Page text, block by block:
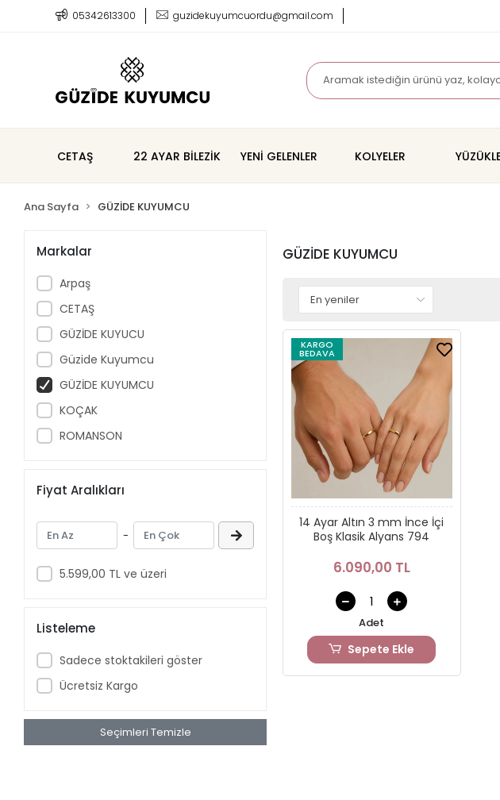
05342613300 guzidekuyumcuordu@gmail.com
CETAŞ 22 AYAR BİLEZİK YENİ GELENLER KOLYELER
Ana Sayfa GÜZİDE KUYUMCU
Markalar
Arpaş
CETAŞ
GÜZİDE KUYUCU
Güzide Kuyumcu
GÜZİDE KUYUMCU
KOÇAK
ROMANSON
Fiyat Aralıkları
-
5.599,00 TL ve üzeri
Listeleme
Sadece stoktakileri göster
Ücretsiz Kargo
Seçimleri Temizle
GÜZİDE KUYUMCU
KARGO
BEDAVA
14 Ayar Altın 3 mm İnce İçi
Boş Klasik Alyans 794
6.090,00 TL
Adet
Sepete Ekle